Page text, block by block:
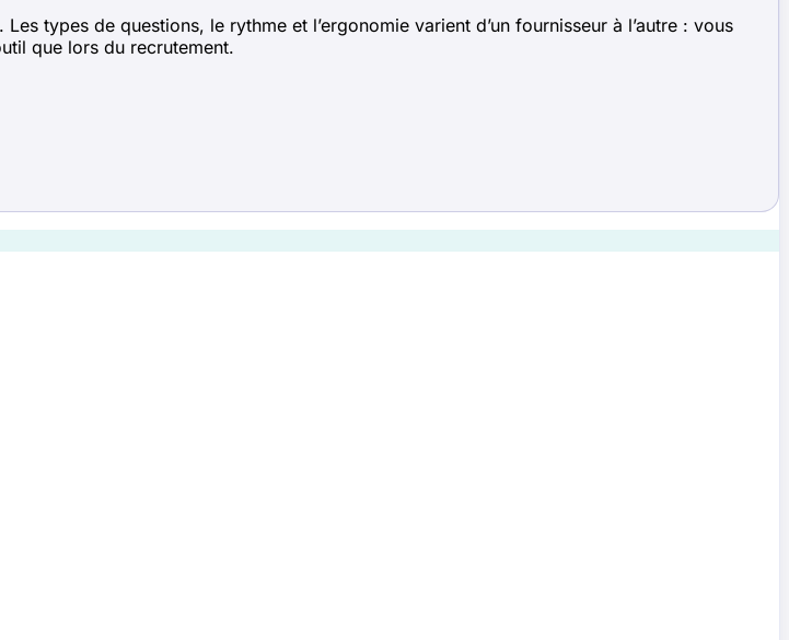
types de questions, le rythme et l’ergonomie varient d’un fournisseur à l’autre : vous
que lors du recrutement.